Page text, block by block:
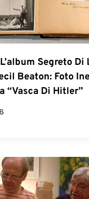
Segreto Di
Beaton: Foto
“vasca Di Hitler”